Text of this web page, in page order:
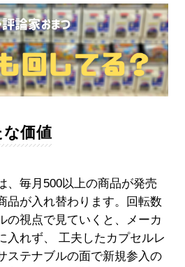
価値
、毎月500以上の商品が発売
品が入れ替わります。回転数
の視点で見ていくと、メーカ
入れず、 工夫したカプセルレ
ステナブルの面で新規参入の